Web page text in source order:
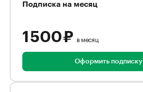
Подписка на месяц
1 500 ₽ в месяц
Оформить подписку